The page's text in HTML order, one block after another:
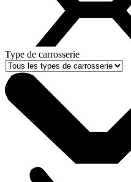
Type de carrosserie